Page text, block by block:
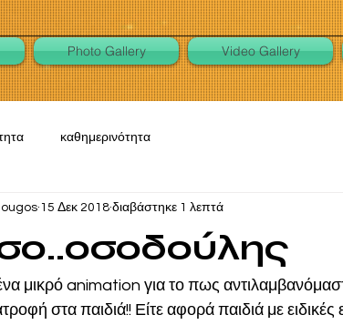
Photo Gallery Video Gallery
καθημερινότητα
15 Δεκ 2018 διαβάστηκε 1 λεπτά
στα παιδιά!! Είτε αφορά παιδιά με ειδικές